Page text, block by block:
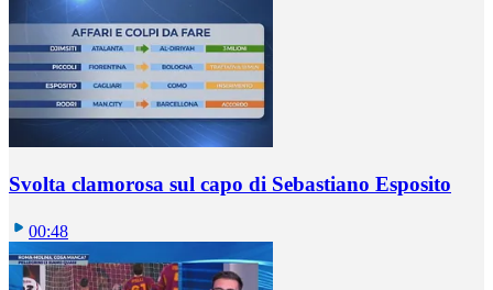
Svolta clamorosa sul capo di Sebastiano Esposito
00:48